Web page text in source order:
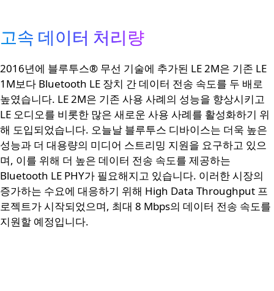
고속 데이터 처리량
2016년에 블루투스® 무선 기술에 추가된 LE 2M은 기존 LE
1M보다 Bluetooth LE 장치 간 데이터 전송 속도를 두 배로
높였습니다. LE 2M은 기존 사용 사례의 성능을 향상시키고
LE 오디오를 비롯한 많은 새로운 사용 사례를 활성화하기 위
해 도입되었습니다. 오늘날 블루투스 디바이스는 더욱 높은
성능과 더 대용량의 미디어 스트리밍 지원을 요구하고 있으
며, 이를 위해 더 높은 데이터 전송 속도를 제공하는
Bluetooth LE PHY가 필요해지고 있습니다. 이러한 시장의
증가하는 수요에 대응하기 위해 High Data Throughput 프
로젝트가 시작되었으며, 최대 8 Mbps의 데이터 전송 속도를
지원할 예정입니다.